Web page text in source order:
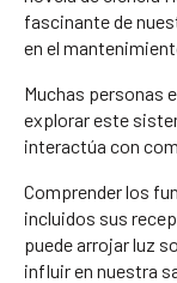
fascinante de
en el
Muchas personas
explorar este
interactúa con
Comprender los
incluidos sus
puede arrojar luz
influir en nuestra